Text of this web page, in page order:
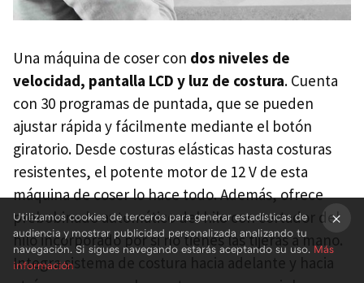
Una máquina de coser con dos niveles de
velocidad, pantalla LCD y luz de costura. Cuenta
con 30 programas de puntada, que se pueden
ajustar rápida y fácilmente mediante el botón
giratorio. Desde costuras elásticas hasta costuras
resistentes, el potente motor de 12 V de esta
máquina de coser lo hace todo. Además, ofrece
prebobinado automático del hilo con cortador del
hilo incorporado por si no tienes las tijeras a mano.
Integra sistema de costura hacia adelante y hacia
×
Utilizamos cookies de terceros para generar estadísticas de
audiencia y mostrar publicidad personalizada analizando tu
navegación. Si sigues navegando estarás aceptando su uso.Más
información